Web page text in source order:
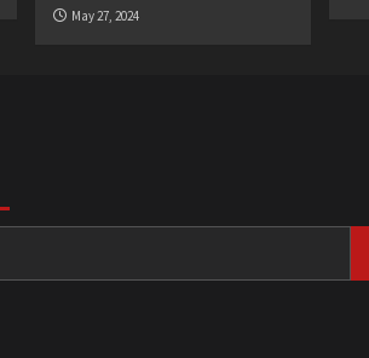
May 27, 2024